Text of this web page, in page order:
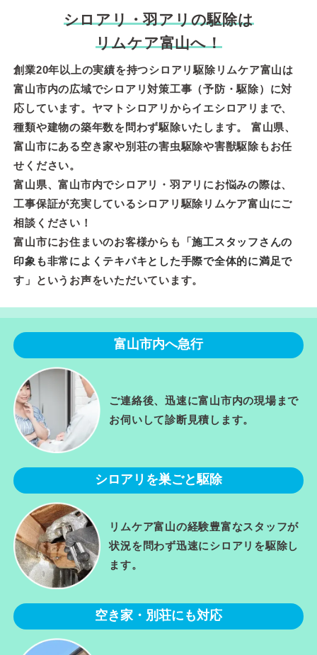
シロアリ・羽アリの駆除は
リムケア富山へ！
創業20年以上の実績を持つシロアリ駆除リムケア富山は
富山市内の広域でシロアリ対策工事（予防・駆除）に対
応しています。ヤマトシロアリからイエシロアリまで、
種類や建物の築年数を問わず駆除いたします。 富山県、
富山市にある空き家や別荘の害虫駆除や害獣駆除もお任
せください。
富山県、富山市内でシロアリ・羽アリにお悩みの際は、
工事保証が充実しているシロアリ駆除リムケア富山にご
相談ください！
富山市にお住まいのお客様からも「施工スタッフさんの
印象も非常によくテキパキとした手際で全体的に満足で
す 」というお声をいただいています。
富山市内へ急行
ご連絡後、迅速に富山市内の現場まで
お伺いして診断見積します。
シロアリを巣ごと駆除
リムケア富山の経験豊富なスタッフが
状況を問わず迅速にシロアリを駆除し
ます。
空き家・別荘にも対応